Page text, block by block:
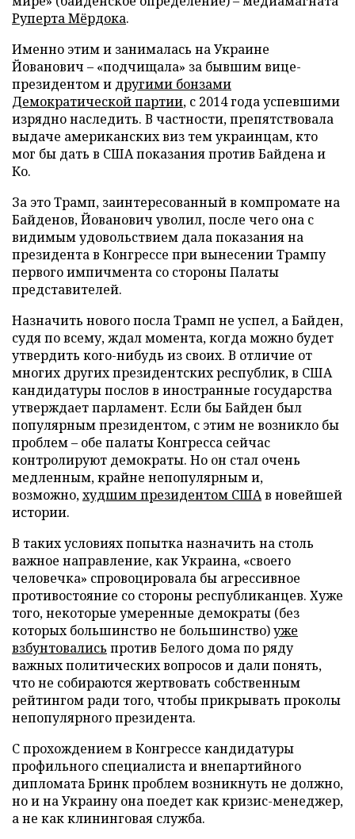
Руперта Мёрдока.
Именно этим и занималась на Украине
Йованович – «подчищала» за бывшим вице-
президентом и другими бонзами
Демократической партии, с 2014 года успевшими
изрядно наследить. В частности, препятствовала
выдаче американских виз тем украинцам, кто
мог бы дать в США показания против Байдена и
Ко.
За это Трамп, заинтересованный в компромате на
Байденов, Йованович уволил, после чего она с
видимым удовольствием дала показания на
президента в Конгрессе при вынесении Трампу
первого импичмента со стороны Палаты
представителей.
Назначить нового посла Трамп не успел, а Байден,
судя по всему, ждал момента, когда можно будет
утвердить кого-нибудь из своих. В отличие от
многих других президентских республик, в США
кандидатуры послов в иностранные государства
утверждает парламент. Если бы Байден был
популярным президентом, с этим не возникло бы
проблем – обе палаты Конгресса сейчас
контролируют демократы. Но он стал очень
медленным, крайне непопулярным и,
возможно,худшим президентом СШАв новейшей
истории.
В таких условиях попытка назначить на столь
важное направление, как Украина, «своего
человечка» спровоцировала бы агрессивное
противостояние со стороны республиканцев. Хуже
того, некоторые умеренные демократы (без
которых большинство не большинство)уже
взбунтовались против Белого дома по ряду
важных политических вопросов и дали понять,
что не собираются жертвовать собственным
рейтингом ради того, чтобы прикрывать проколы
непопулярного президента.
С прохождением в Конгрессе кандидатуры
профильного специалиста и внепартийного
дипломата Бринк проблем возникнуть не должно,
но и на Украину она поедет как кризис-менеджер,
а не как клининговая служба.